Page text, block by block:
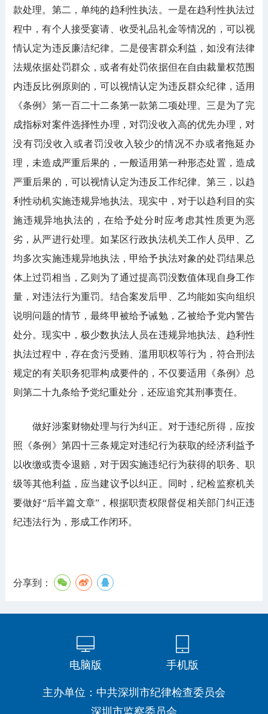
款处理。第二，单纯的趋利性执法。一是在趋利性执法过
程中，有个人接受宴请、收受礼品礼金等情况的，可以视
情认定为违反廉洁纪律。二是侵害群众利益，如没有法律
法规依据处罚群众，或者有处罚依据但在自由裁量权范围
内违反比例原则的，可以视情认定为违反群众纪律，适用
《条例》第一百二十二条第一款第二项处理。三是为了完
成指标对案件选择性办理，对罚没收入高的优先办理，对
没有罚没收入或者罚没收入较少的情况不办或者拖延办
理，未造成严重后果的，一般适用第一种形态处置，造成
严重后果的，可以视情认定为违反工作纪律。第三，以趋
利性动机实施违规异地执法。现实中，对于以趋利目的实
施违规异地执法的，在给予处分时应考虑其性质更为恶
劣，从严进行处理。如某区行政执法机关工作人员甲、乙
均多次实施违规异地执法，甲给予执法对象的处罚结果总
体上过罚相当，乙则为了通过提高罚没数值体现自身工作
量，对违法行为重罚。结合案发后甲、乙均能如实向组织
说明问题的情节，最终甲被给予诫勉，乙被给予党内警告
处分。现实中，极少数执法人员在违规异地执法、趋利性
执法过程中，存在贪污受贿、滥用职权等行为，符合刑法
规定的有关职务犯罪构成要件的，不仅要适用《条例》总
则第二十九条给予党纪重处分，还应追究其刑事责任。
做好涉案财物处理与行为纠正。对于违纪所得，应按
照《条例》第四十三条规定对违纪行为获取的经济利益予
以收缴或责令退赔，对于因实施违纪行为获得的职务、职
级等其他利益，应当建议予以纠正。同时，纪检监察机关
要做好“后半篇文章”，根据职责权限督促相关部门纠正违
纪违法行为，形成工作闭环。
分享到：
电脑版 手机版
主办单位：中共深圳市纪律检查委员会